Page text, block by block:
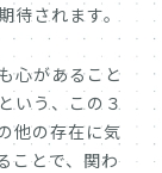
されます。
心があること
いう、この３
他の存在に気
ことで、関わ